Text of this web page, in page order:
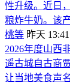
性升级。近日
粮炸牛奶。该
桃等 昨天 13:41
2026年度山西
遥古城自古商
让当地美食声